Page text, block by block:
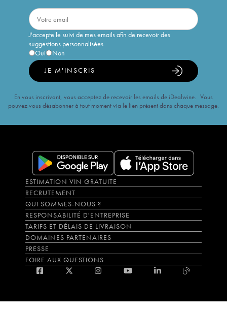
J'accepte le suivi de mes emails afin de recevoir des
suggestions personnalisées
Oui
Non
JE M'INSCRIS
En vous inscrivant, vous acceptez de recevoir les emails de iDealwine. Vous
pouvez vous désabonner à tout moment via le lien présent dans chaque message.
ESTIMATION VIN GRATUITE
RECRUTEMENT
QUI SOMMES-NOUS ?
RESPONSABILITÉ D'ENTREPRISE
TARIFS ET DÉLAIS DE LIVRAISON
DOMAINES PARTENAIRES
PRESSE
FOIRE AUX QUESTIONS